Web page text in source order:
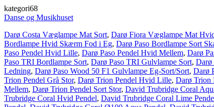
kategori68
Danse og Musikhuset
Darø Costa Væglampe Mat Sort, Darø Fiora Væglampe Mat
Bordlampe Hvid Skærm Fod i Eg, Darø Paso Bordlampe Sort
Paso Pendel Hvid Lille, Darø Paso Pendel Hvid Mellem, Darø
Paso TRI Bordlampe Sort, Darø Paso TRI Gulvlampe Sort, Darø
Ledning, Darø Paso Wood 50 F1 Gulvlampe Eg-Sort/Sort, Darø
Trion Pendel Grå Stor, Darø Trion Pendel Hvid Lille, Darø Trion
Mellem, Darø Trion Pendel Sort Stor, David Trubridge Coral
Trubridge Coral Hvid Pendel, David Trubridge Coral Lime